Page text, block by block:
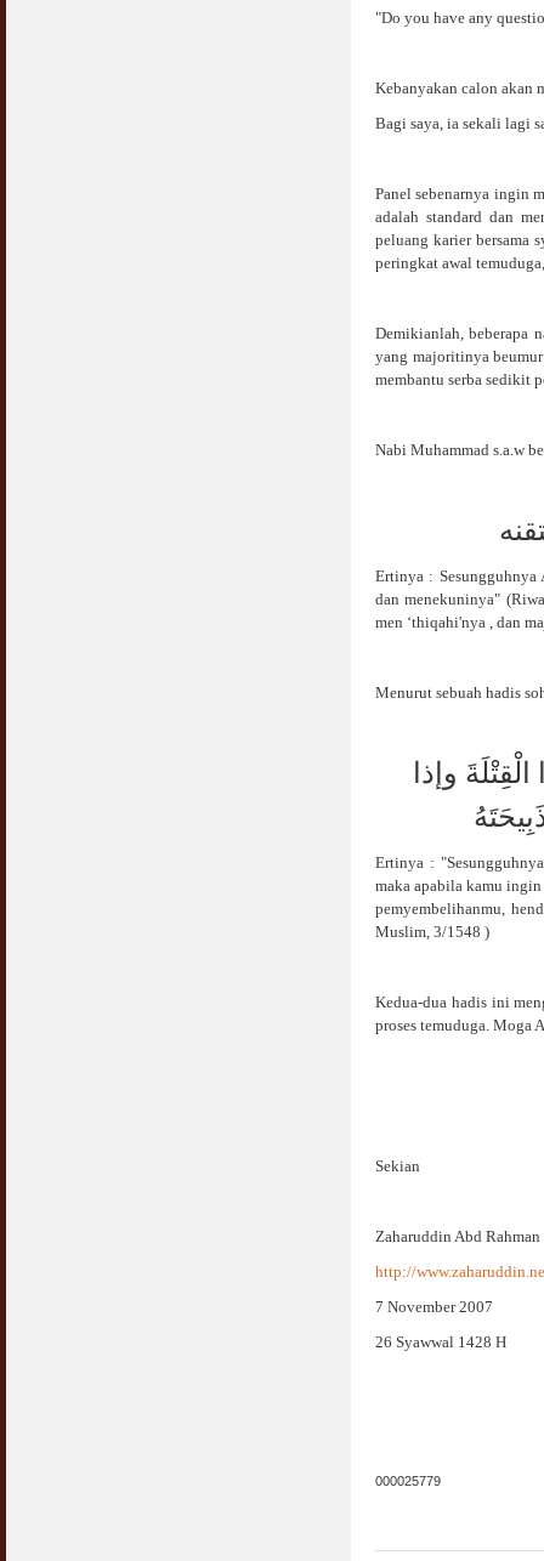
"Do you have any
Kebanyakan calon akan
Bagi saya, ia sekali lagi
Panel sebenarnya ingin
adalah standard dan
peluang karier bersama
peringkat awal
Demikianlah, beberapa
yang majoritinya
membantu serba sedikit
Nabi Muhammad s.a.w
Ertinya : Sesungguhnya
dan menekuninya"
men ‘thiqahi'nya , dan
Menurut sebuah hadis
وإذا
Ertinya :
maka apabila kamu
pemyembelihanmu,
Muslim, 3/1548 )
Kedua-dua hadis ini
proses temuduga. Moga
Sekian
Zaharuddin Abd Rahman
http://
7 November 2007
26 Syawwal 1428 H
000025779